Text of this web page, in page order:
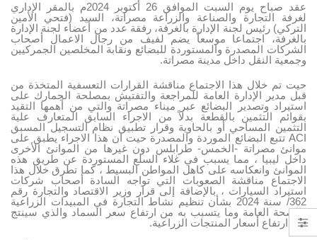
عقد صباح يوم السبت الموافق 26 أكتوبر 2024م بالمقر الإداري
لغرفة التجارة والصناعة والزراعة مصراتة، السيد (فتحي الأمين
التركي) رئيس لجنة الإدارة بالغرفة، رفقة عدد من أعضاء لجنة الإدارة
بالغرفة، اجتماعا موسعاً يضم لفيف من رجال الاعمال أصحاب
الشركات المصدرة والمستوردة للبضائع ونقابة المخلصين الجمركيين
وجمعية النقل داخل مدينة مصراتة.
حيت تم خلال هذا الاجتماع مناقشة القرارات التعسفية المتخذة من
قبل مدير الإدارة العامة للمراجعة والتفتيش بمصلحة الجمارك على
استيراد وتصدير البضائع عبر ميناء مصراتة والتي من أهمها التقيد
بقوائم التثمين بالقطعة بدلاً من الاجراء السابق المتعارف علية
التثمين المساحي أو بالحاوية وقرار تطبيق نظام التسجيل المسبق
ACI تتبع البضائع الموردة والمصدرة حيت ان هذا الاجراء يطبق على
موانئ مصراتة -الخمس- طرابلس دون غيرها من الموانئ الأخرى
داخل ليبيا ، مما يسبب في غلاء السلع المستوردة عن طريق هذه
الموانئ وانعكاسه على كاهل المواطن البسيط ، كما تطرق خلال هذا
الاجتماع مناقشة الصعوبات التي تواجه السادة أصحاب شركات
استيراد السيارات ، بالإضافة إلى قرار وزير الاقتصاد والتجارة رقم
362/ سنة 2024 بشأن تنظيم نشاط التجارة في المبيدات الزراعية
والصحة العامة وما يتسبب به من ارتفاع سعر السماد والذي سينتج
عنه ارتفاع أسعار المنتجات الزراعية.